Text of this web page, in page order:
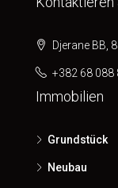
Djerane BB,
+382 68 088
Immobilien
Grundstück
Neubau